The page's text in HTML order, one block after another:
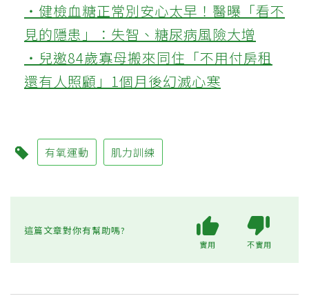
‧健檢血糖正常別安心太早！醫曝「看不
見的隱患」：失智、糖尿病風險大增
‧兒邀84歲寡母搬來同住「不用付房租
還有人照顧」1個月後幻滅心寒
有氧運動 肌力訓練
這篇文章對你有幫助嗎?
實用 不實用